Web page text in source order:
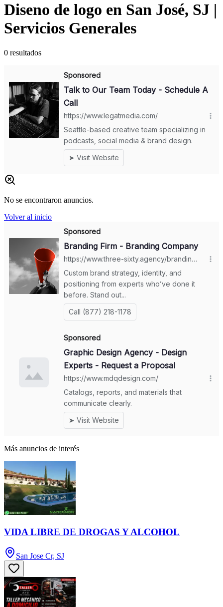
Diseno de logo en San José, SJ |
Servicios Generales
0 resultados
No se encontraron anuncios.
Volver al inicio
Más anuncios de interés
VIDA LIBRE DE DROGAS Y ALCOHOL
San Jose Cr, SJ